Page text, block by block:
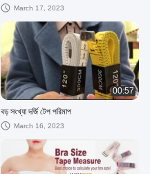
March 17, 2023
00:57
বড় সংখ্যা দর্জি টেপ পরিমাপ
March 16, 2023